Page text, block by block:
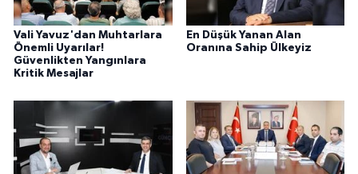
Vali Yavuz'dan Muhtarlara
Önemli Uyarılar!
Güvenlikten Yangınlara
Kritik Mesajlar
En Düşük Yanan Alan
Oranına Sahip Ülkeyiz